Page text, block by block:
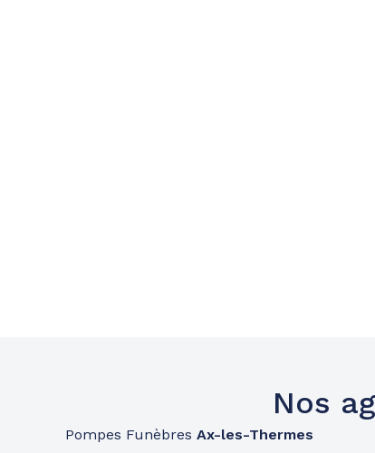
Nos
Pompes Funèbres Ax-les-Thermes